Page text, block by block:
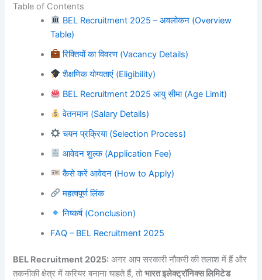
Table of Contents
BEL Recruitment 2025 – अवलोकन (Overview
Table)
रिक्तियों का विवरण (Vacancy Details)
शैक्षणिक योग्यताएं (Eligibility)
BEL Recruitment 2025 आयु सीमा (Age Limit)
वेतनमान (Salary Details)
चयन प्रक्रिया (Selection Process)
आवेदन शुल्क (Application Fee)
कैसे करें आवेदन (How to Apply)
महत्वपूर्ण लिंक
निष्कर्ष (Conclusion)
FAQ – BEL Recruitment 2025
BEL Recruitment 2025: अगर आप सरकारी नौकरी की तलाश में हैं और
तकनीकी क्षेत्र में करियर बनाना चाहते हैं, तोभारत इलेक्ट्रॉनिक्स लिमिटेड